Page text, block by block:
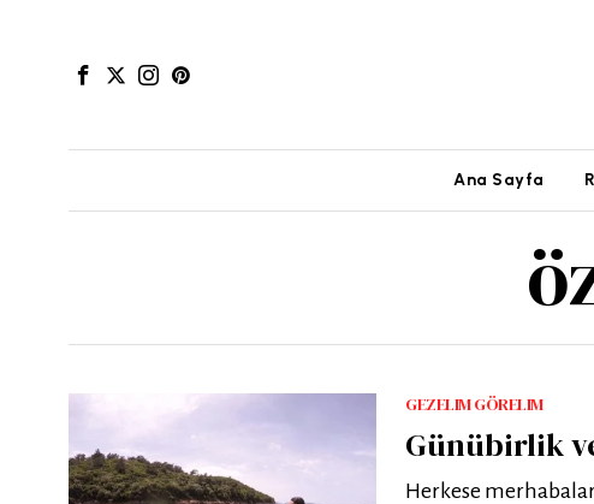
Ana Sayfa
GEZELIM GÖRELIM
Günübirlik
Herkese